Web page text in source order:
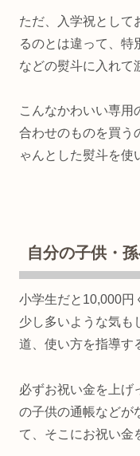
ただ、入学祝として
るのとは違って、特
などの熨斗に入れて
こんなかわいい専用
合わせのものを買う
ゃんとした熨斗を使
自分の子供・
小学生だと10,000円
少し多いような気も
道、使い方を指導す
必ずお祝い金を上げ
の子供の通帳などが
て、そこにお祝い金